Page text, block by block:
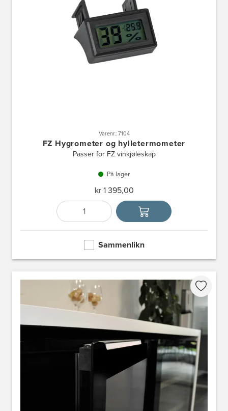
Varenr.: 7104
FZ Hygrometer og hylletermometer
Passer for FZ vinkjøleskap
På lager
kr 1 395,00
Antall
Velg enhet
Sammenlikn